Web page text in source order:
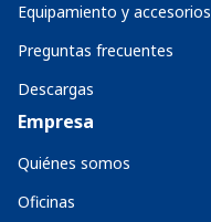
Equipamiento y accesorios
Preguntas frecuentes
Descargas
Empresa
Quiénes somos
Oficinas